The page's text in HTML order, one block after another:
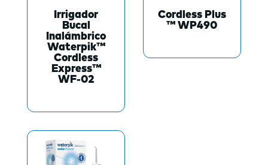
Irrigador
Bucal
Inalámbrico
Waterpik™
Cordless
Express™
WF-02
Cordless Plus
™ WP490